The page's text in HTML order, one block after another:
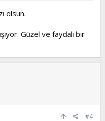
olsun.
Güzel ve faydalı bir
#4